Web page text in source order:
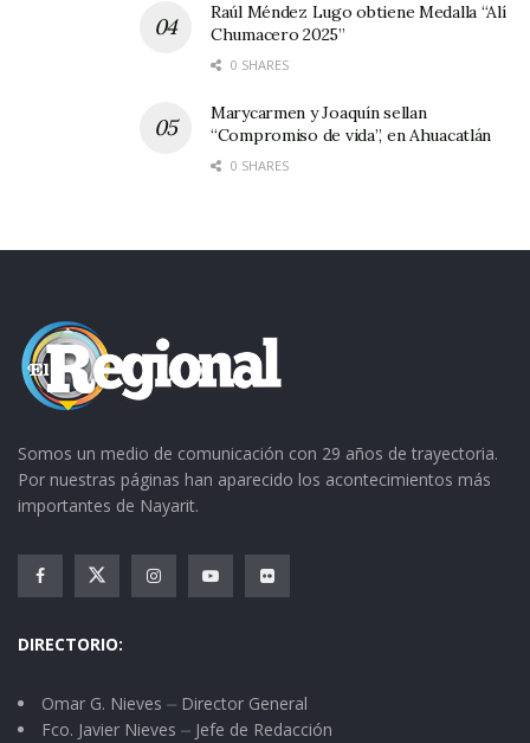
Raúl Méndez Lugo obtiene Medalla “Alí
Chumacero 2025”
0 SHARES
Marycarmen y Joaquín sellan
“Compromiso de vida”, en Ahuacatlán
0 SHARES
Somos un medio de comunicación con 29 años de trayectoria.
Por nuestras páginas han aparecido los acontecimientos más
importantes de Nayarit.
DIRECTORIO:
Omar G. Nieves ⏤ Director General
Fco. Javier Nieves ⏤ Jefe de Redacción